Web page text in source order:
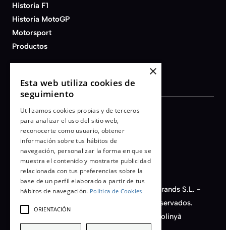
Historia F1
Historia MotoGP
Motorsport
Productos
Términos y condiciones
Aviso legal
Política de privacidad
Cookies
© 2026 - AFB Motorsport - Auto Fashion Brands S.L. -
CIF nº B-66450149. Todos los derechos reservados.
C/ Santiago Rusiñol, 14, Nave D11 - 08213 Polinyà
×
Esta web utiliza cookies de
seguimiento
Utilizamos cookies propias y de terceros
para analizar el uso del sitio web,
reconocerte como usuario, obtener
información sobre tus hábitos de
navegación, personalizar la forma en que se
muestra el contenido y mostrarte publicidad
relacionada con tus preferencias sobre la
base de un perfil elaborado a partir de tus
hábitos de navegación. Política de Cookies
ORIENTACIÓN